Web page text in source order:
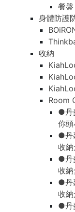
餐盤
身體防護
收納
Room
●丹
你頭
●丹
收納
●丹
收納
●丹
收納
●丹